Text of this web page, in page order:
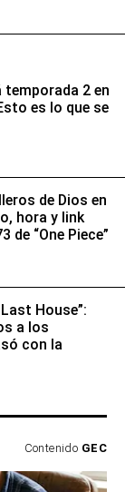
temporada 2 en
es lo que se
de Dios en
hora y link
de “One Piece”
House”:
a los
con la
Contenido GEC